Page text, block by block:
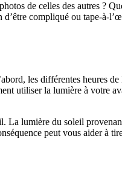
de celles des autres ?
compliqué ou tape-à-
les différentes heures
utiliser la lumière à votre
lumière du soleil
peut vous aider à